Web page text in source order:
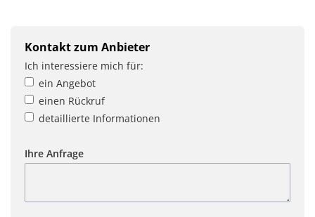
Kontakt zum Anbieter
Ich interessiere mich für:
ein Angebot
einen Rückruf
detaillierte Informationen
Ihre Anfrage